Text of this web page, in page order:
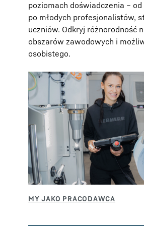
poziomach doświadczenia –
po młodych profesjonalistów,
uczniów. Odkryj różnorodność
obszarów zawodowych i
osobistego.